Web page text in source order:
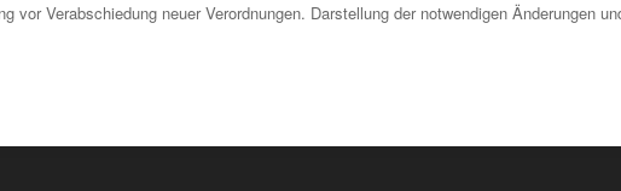
Verabschiedung neuer Verordnungen. Darstellung der notwendigen Änderungen